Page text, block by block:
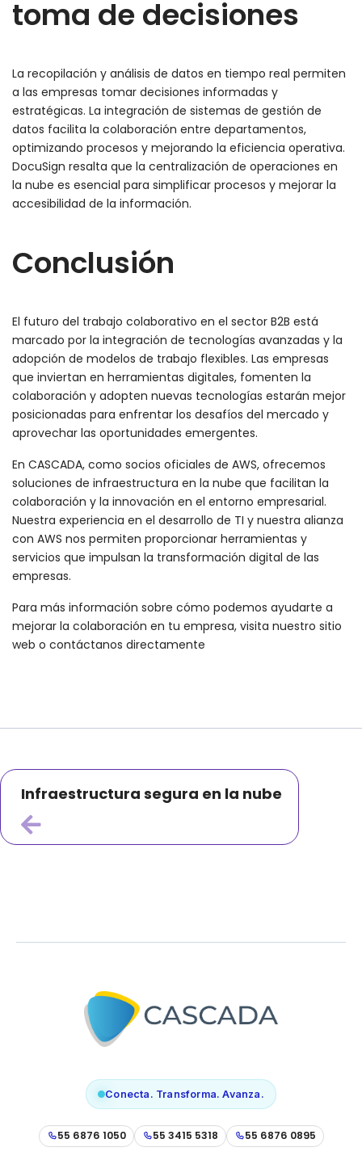
toma de decisiones
La recopilación y análisis de datos en tiempo real permiten
a las empresas tomar decisiones informadas y
estratégicas. La integración de sistemas de gestión de
datos facilita la colaboración entre departamentos,
optimizando procesos y mejorando la eficiencia operativa.
DocuSign resalta que la centralización de operaciones en
la nube es esencial para simplificar procesos y mejorar la
accesibilidad de la información.
Conclusión
El futuro del trabajo colaborativo en el sector B2B está
marcado por la integración de tecnologías avanzadas y la
adopción de modelos de trabajo flexibles. Las empresas
que inviertan en herramientas digitales, fomenten la
colaboración y adopten nuevas tecnologías estarán mejor
posicionadas para enfrentar los desafíos del mercado y
aprovechar las oportunidades emergentes.
En CASCADA, como socios oficiales de AWS, ofrecemos
soluciones de infraestructura en la nube que facilitan la
colaboración y la innovación en el entorno empresarial.
Nuestra experiencia en el desarrollo de TI y nuestra alianza
con AWS nos permiten proporcionar herramientas y
servicios que impulsan la transformación digital de las
empresas.
Para más información sobre cómo podemos ayudarte a
mejorar la colaboración en tu empresa, visita nuestro sitio
web o contáctanos directamente
Infraestructura segura en la nube
Conecta. Transforma. Avanza.
55 6876 1050 55 3415 5318 55 6876 0895